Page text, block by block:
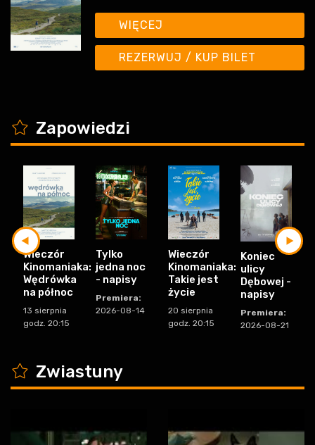
WIĘCEJ
REZERWUJ / KUP BILET
K Zapowiedzi
Wieczór
Kinomaniaka:
Wędrówka
na północ
13 sierpnia
godz. 20:15
Tylko
jedna noc
- napisy
Premiera:
2026-08-14
Wieczór
Kinomaniaka:
Takie jest
życie
20 sierpnia
godz. 20:15
Koniec
ulicy
Dębowej -
napisy
Premiera:
2026-08-21
K Zwiastuny